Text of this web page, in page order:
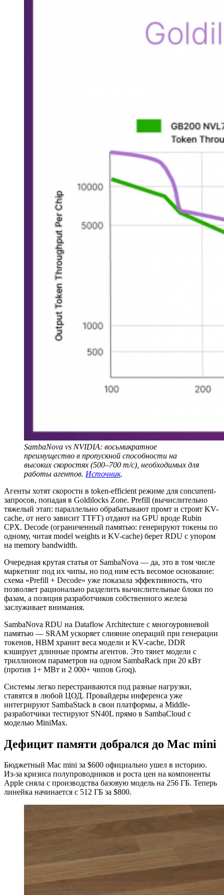
SambaNova vs NVIDIA: восьмикратное
преимущество в пропускной способности на
высоких скоростях (500–700 т/с), необходимых для
работы агентов. Источник.
Агенты хотят скорости в token-efficient режиме для concurrent-
запросов, попадая в Goldilocks Zone. Prefill (вычислительно
тяжелый этап: параллельно обрабатывают промт и строят KV-
cache, от него зависит TTFT) отдают на GPU вроде Rubin
CPX. Decode (ограниченный памятью: генерируют токены по
одному, читая model weights и KV-cache) берет RDU с упором
на memory bandwidth.
Очередная крутая статья от SambaNova — да, это в том числе
маркетинг под их чипы, но под ним есть весомое основание:
схема «Prefill + Decode» уже показала эффективность, что
позволяет рационально разделить вычислительные блоки по
фазам, а позиция разработчиков собственного железа
заслуживает внимания.
SambaNova RDU на Dataflow Architecture с многоуровневой
памятью — SRAM ускоряет слияние операций при генерации
токенов, HBM хранит веса модели и KV-cache, DDR
кэширует длинные промты агентов. Это тянет модели с
триллионом параметров на одном SambaRack при 20 кВт
(против 1+ МВт и 2 000+ чипов Groq).
Системы легко перестраиваются под разные нагрузки,
ставятся в любой ЦОД. Провайдеры инференса уже
интегрируют SambaStack в свои платформы, а Middle-
разработчики тестируют SN40L прямо в SambaCloud с
моделью MiniMax.
Дефицит памяти добралcя до Mac mini
Бюджетный Mac mini за $600 официально ушел в историю.
Из-за кризиса полупроводников и роста цен на компоненты
Apple сняла с производства базовую модель на 256 ГБ. Теперь
линейка начинается с 512 ГБ за $800.